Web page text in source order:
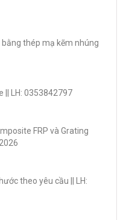
thép mạ kẽm nhúng
|| LH: 0353842797
FRP và Grating
theo yêu cầu || LH: